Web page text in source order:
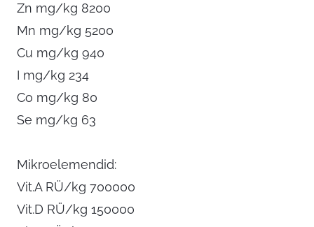
Zn mg/kg 8200
Mn mg/kg 5200
Cu mg/kg 940
I mg/kg 234
Co mg/kg 80
Se mg/kg 63
Mikroelemendid:
Vit.A RÜ/kg 700000
Vit.D RÜ/kg 150000